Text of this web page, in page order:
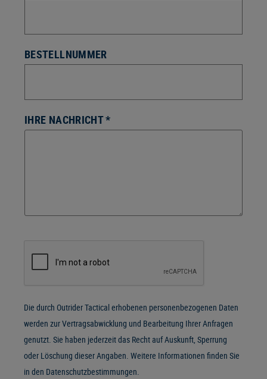
BESTELLNUMMER
IHRE NACHRICHT *
Die durch Outrider Tactical erhobenen personenbezogenen Daten
werden zur Vertragsabwicklung und Bearbeitung Ihrer Anfragen
genutzt. Sie haben jederzeit das Recht auf Auskunft, Sperrung
oder Löschung dieser Angaben. Weitere Informationen finden Sie
in den Datenschutzbestimmungen.